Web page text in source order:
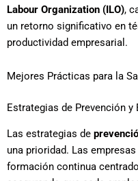
Labour Organization (ILO),
un retorno significativo en
productividad empresarial.
Mejores Prácticas para la
Estrategias de Prevención y
Las estrategias de
una prioridad. Las
formación continua